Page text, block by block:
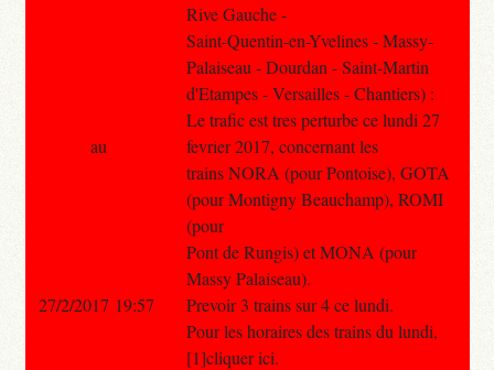
Rive Gauche -
Saint-Quentin-en-Yvelines - Massy-
Palaiseau - Dourdan - Saint-Martin
d'Etampes - Versailles - Chantiers) :
Le trafic est tres perturbe ce lundi 27
fevrier 2017, concernant les
trains NORA (pour Pontoise), GOTA
(pour Montigny Beauchamp), ROMI
(pour
Pont de Rungis) et MONA (pour
Massy Palaiseau).
Prevoir 3 trains sur 4 ce lundi.
Pour les horaires des trains du lundi,
[1]cliquer ici.
au
27/2/2017 19:57